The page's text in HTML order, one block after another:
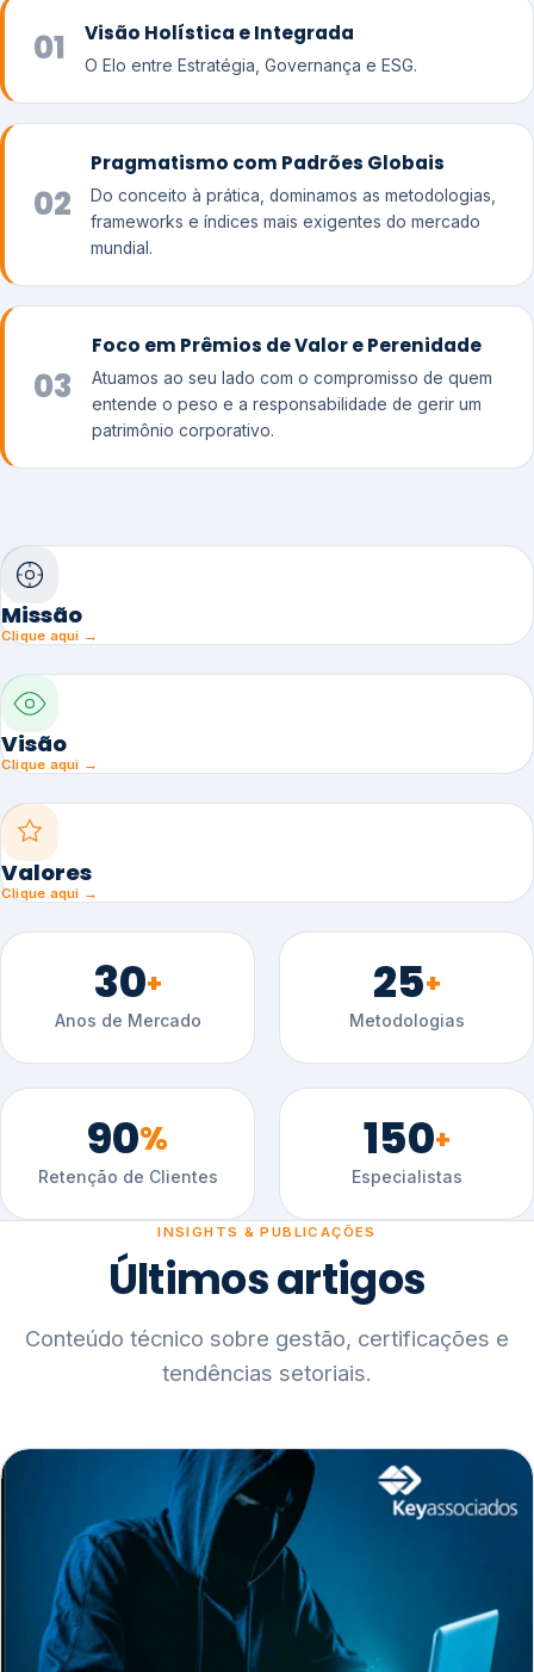
01 Visão Holística e Integrada
O Elo entre Estratégia, Governança e ESG.
02
Pragmatismo com Padrões Globais
Do conceito à prática, dominamos as metodologias,
frameworks e índices mais exigentes do mercado
mundial.
03
Foco em Prêmios de Valor e Perenidade
Atuamos ao seu lado com o compromisso de quem
entende o peso e a responsabilidade de gerir um
patrimônio corporativo.
Missão
Clique aqui →
Visão
Clique aqui →
Valores
Clique aqui →
30+
Anos de Mercado
25+
Metodologias
90%
Retenção de Clientes
150+
Especialistas
INSIGHTS & PUBLICAÇÕES
Últimos artigos
Conteúdo técnico sobre gestão, certificações e
tendências setoriais.